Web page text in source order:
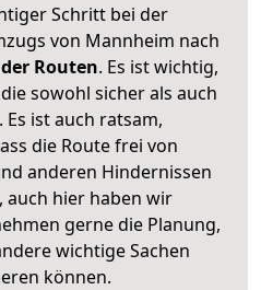
Schritt bei der
von Mannheim nach
Routen. Es ist wichtig,
sowohl sicher als auch
ist auch ratsam,
die Route frei von
anderen Hindernissen
auch hier haben wir
gerne die Planung,
wichtige Sachen
können.